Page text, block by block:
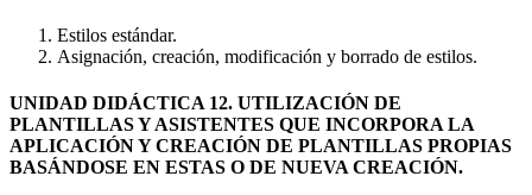
Estilos estándar.
Asignación, creación, modificación y borrado de estilos.
UNIDAD DIDÁCTICA 12. UTILIZACIÓN DE
PLANTILLAS Y ASISTENTES QUE INCORPORA LA
APLICACIÓN Y CREACIÓN DE PLANTILLAS PROPIAS
BASÁNDOSE EN ESTAS O DE NUEVA CREACIÓN.